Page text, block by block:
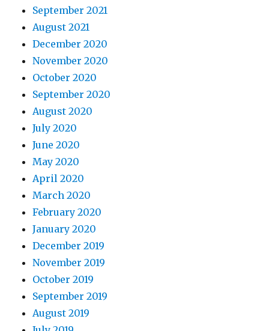
September 2021
August 2021
December 2020
November 2020
October 2020
September 2020
August 2020
July 2020
June 2020
May 2020
April 2020
March 2020
February 2020
January 2020
December 2019
November 2019
October 2019
September 2019
August 2019